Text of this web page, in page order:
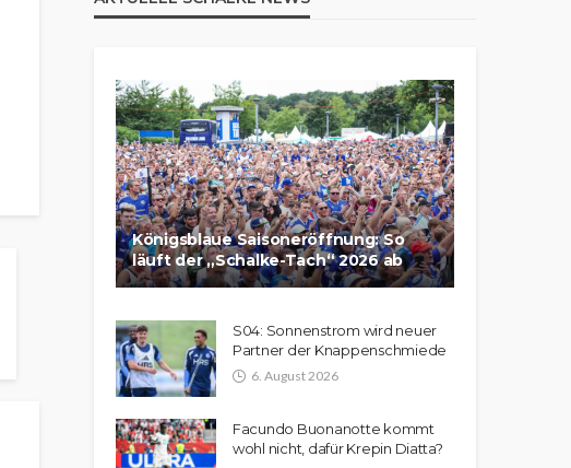
Königsblaue Saisoneröffnung: So
läuft der „Schalke-Tach“ 2026 ab
S04: Sonnenstrom wird neuer
Partner der Knappenschmiede
6. August 2026
Facundo Buonanotte kommt
wohl nicht, dafür Krepin Diatta?